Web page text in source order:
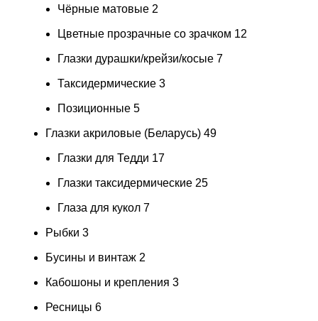
Чёрные матовые 2
Цветные прозрачные со зрачком 12
Глазки дурашки/крейзи/косые 7
Таксидермические 3
Позиционные 5
Глазки акриловые (Беларусь) 49
Глазки для Тедди 17
Глазки таксидермические 25
Глаза для кукол 7
Рыбки 3
Бусины и винтаж 2
Кабошоны и крепления 3
Ресницы 6